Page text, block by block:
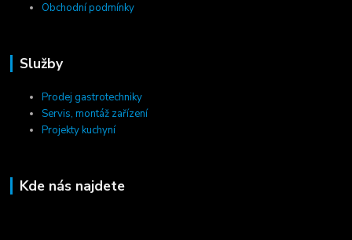
Obchodní podmínky
Služby
Prodej gastrotechniky
Servis, montáž zařízení
Projekty kuchyní
Kde nás najdete